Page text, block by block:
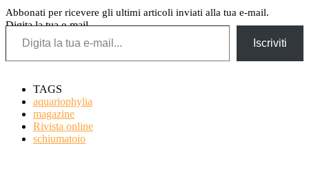
Abbonati per ricevere gli ultimi articoli inviati alla tua e-mail.
Digita la tua e-mail...
Iscriviti
TAGS
aquariophylia
magazine
Rivista online
schiumatoio